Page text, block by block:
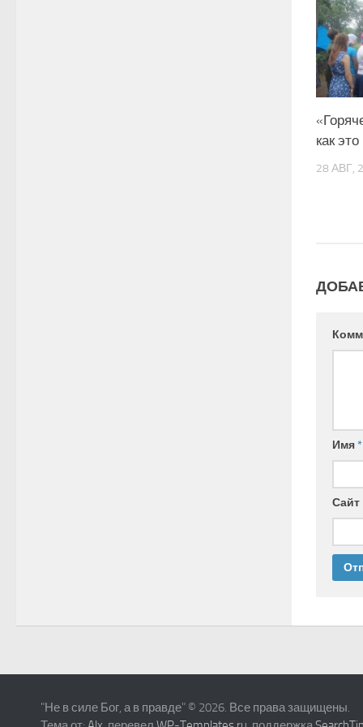
как
28 АВГ,
Имя*
Сайт
"Не в силе Бог, а в правде" © 2026. Все права защищены.